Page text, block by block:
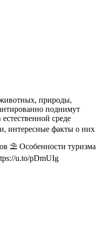
природы,
поднимут
среде
интересные факты о них
⛱ Особенности туризма
u.to/pDmUIg